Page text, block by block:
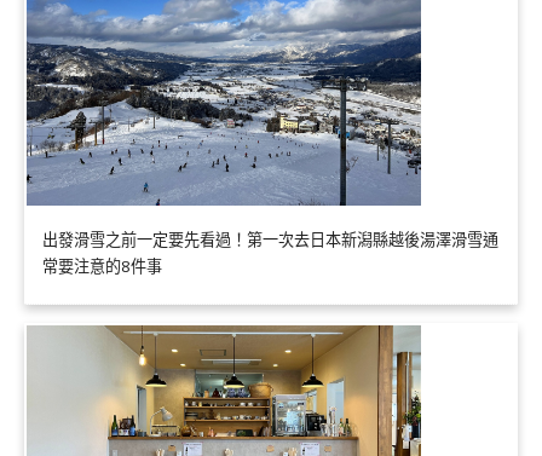
出發滑雪之前一定要先看過！第一次去日本新潟縣越後湯澤滑雪通
常要注意的8件事